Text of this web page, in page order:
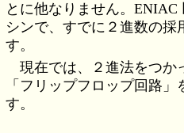
とに他なりません。
シンで、すでに２進数の採
す。
現在では、２進法をつか
「フリップフロップ回路
す。